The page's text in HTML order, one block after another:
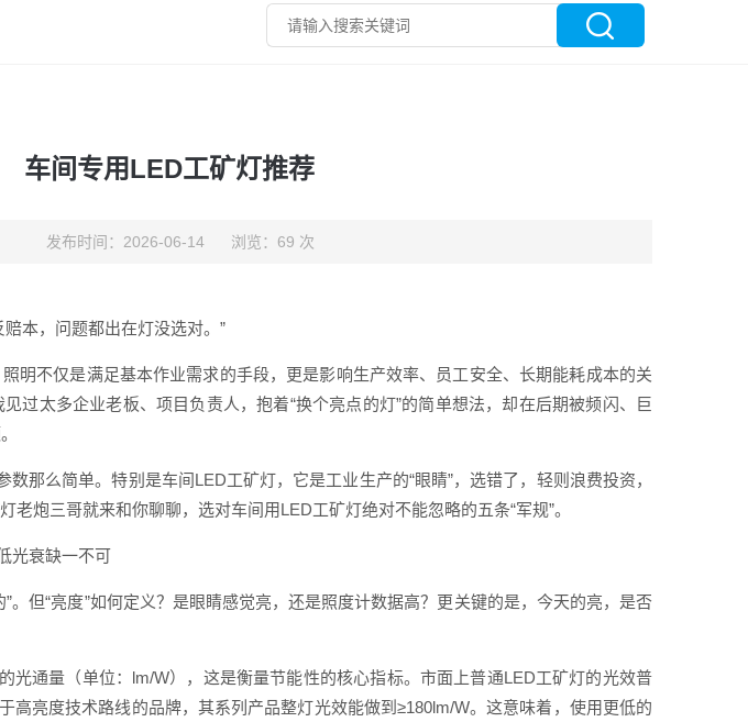
车间专用LED工矿灯推荐
发布时间：2026-06-14 浏览：69 次
本，问题都出在灯没选对。”
明不仅是满足基本作业需求的手段，更是影响生产效率、员工安全、长期能耗成本的关
过太多企业老板、项目负责人，抱着“换个亮点的灯”的简单想法，却在后期被频闪、巨
数那么简单。特别是车间LED工矿灯，它是工业生产的“眼睛”，选错了，轻则浪费投资，
老炮三哥就来和你聊聊，选对车间用LED工矿灯绝对不能忽略的五条“军规”。
光衰缺一不可
。但“亮度”如何定义？是眼睛感觉亮，还是照度计数据高？更关键的是，今天的亮，是否
光通量（单位：lm/W），这是衡量节能性的核心指标。市面上普通LED工矿灯的光效普
高亮度技术路线的品牌，其系列产品整灯光效能做到≥180lm/W。这意味着，使用更低的